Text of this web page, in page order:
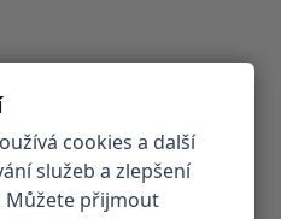
cookies a další
služeb a zlepšení
Můžete přijmout